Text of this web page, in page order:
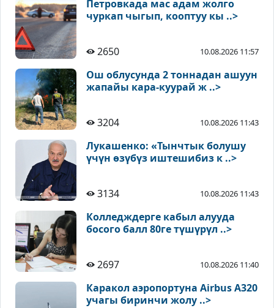
Петровкада мас адам жолго
чуркап чыгып, кооптуу кы ..>
2650 10.08.2026 11:57
Ош облусунда 2 тоннадан ашуун
жапайы кара-куурай ж ..>
3204 10.08.2026 11:43
Лукашенко: «Тынчтык болушу
үчүн өзүбүз иштешибиз к ..>
3134 10.08.2026 11:43
Колледждерге кабыл алууда
босого балл 80ге түшүрүл ..>
2697 10.08.2026 11:40
Каракол аэропортуна Airbus A320
учагы биринчи жолу ..>